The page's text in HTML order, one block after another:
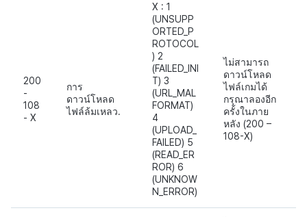
200
-
108
- X
การ
ดาวน์โหลด
ไฟล์ล้มเหลว.
X : 1
(UNSUPP
ORTED_P
ROTOCOL
) 2
(FAILED_INI
T) 3
(URL_MAL
FORMAT)
4
(UPLOAD_
FAILED) 5
(READ_ER
ROR) 6
(UNKNOW
N_ERROR)
ไม่สามารถ
ดาวน์โหลด
ไฟล์เกมได้
กรุณาลองอีก
ครั้งในภาย
หลัง (200 –
108-X)